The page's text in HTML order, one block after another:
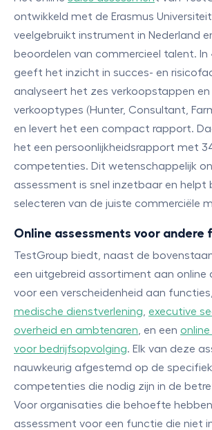
ontwikkeld met de Erasmus
veelgebruikt instrument in Nederland
beoordelen van commercieel talent. In
geeft het inzicht in succes- en
analyseert het zes verkoopstappen en
verkooptypes (Hunter, Consultant,
en levert het een compact rapport.
het een persoonlijkheidsrapport met
competenties. Dit wetenschappelijk
assessment is snel inzetbaar en helpt
selecteren van de juiste commerciële
Online assessments voor andere
TestGroup biedt, naast de
een uitgebreid assortiment aan online
voor een verscheidenheid aan
medische dienstverlening executive
overheid en ambtenaren , en een
voor bedrijfsopvolging. Elk van deze
nauwkeurig afgestemd op de
competenties die nodig zijn in de
Voor organisaties die behoefte
assessment voor een functie die niet